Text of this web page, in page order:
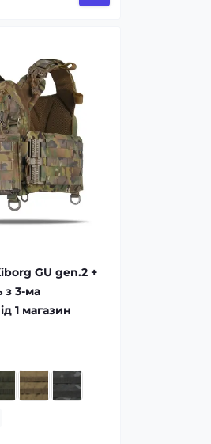
GU gen.2 +
з 3-ма
1 магазин